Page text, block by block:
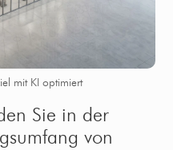
mit KI optimiert
Sie in der
von